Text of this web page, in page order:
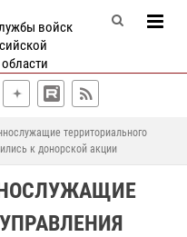
войск
территориального
к донорской акции